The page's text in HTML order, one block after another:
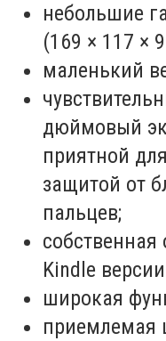
небольшие
(169 × 117 ×
маленький
дюймовый
приятной
защитой от
пальцев;
Kindle
широкая
приемлемая